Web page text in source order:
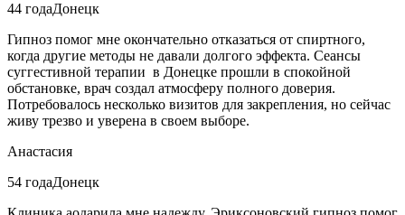
44 годаДонецк
Гипноз помог мне окончательно отказаться от спиртного,
когда другие методы не давали долгого эффекта. Сеансы
суггестивной терапии в Донецке прошли в спокойной
обстановке, врач создал атмосферу полного доверия.
Потребовалось несколько визитов для закрепления, но сейчас
живу трезво и уверена в своем выборе.
Анастасия
54 годаДонецк